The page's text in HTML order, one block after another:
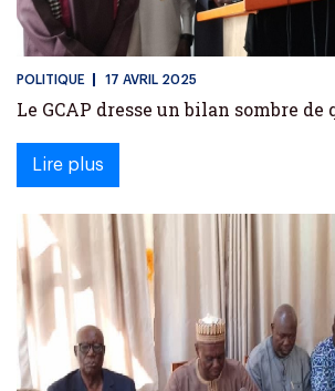
POLITIQUE 17 AVRIL 2025
Le GCAP dresse un bilan sombre de
Lire plus